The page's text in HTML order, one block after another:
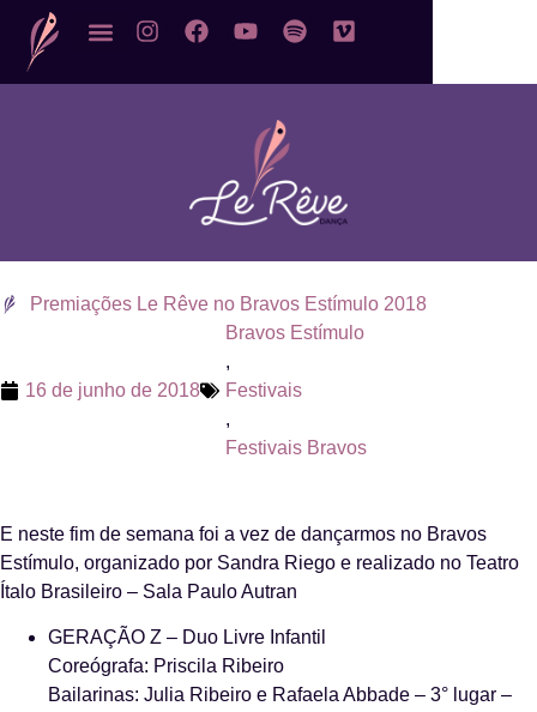
Premiações Le Rêve no Bravos Estímulo 2018
16 de junho de 2018
Bravos Estímulo
,
Festivais
,
Festivais Bravos
E neste fim de semana foi a vez de dançarmos no Bravos
Estímulo, organizado por Sandra Riego e realizado no Teatro
Ítalo Brasileiro – Sala Paulo Autran
GERAÇÃO Z – Duo Livre Infantil
Coreógrafa: Priscila Ribeiro
Bailarinas: Julia Ribeiro e Rafaela Abbade – 3° lugar –